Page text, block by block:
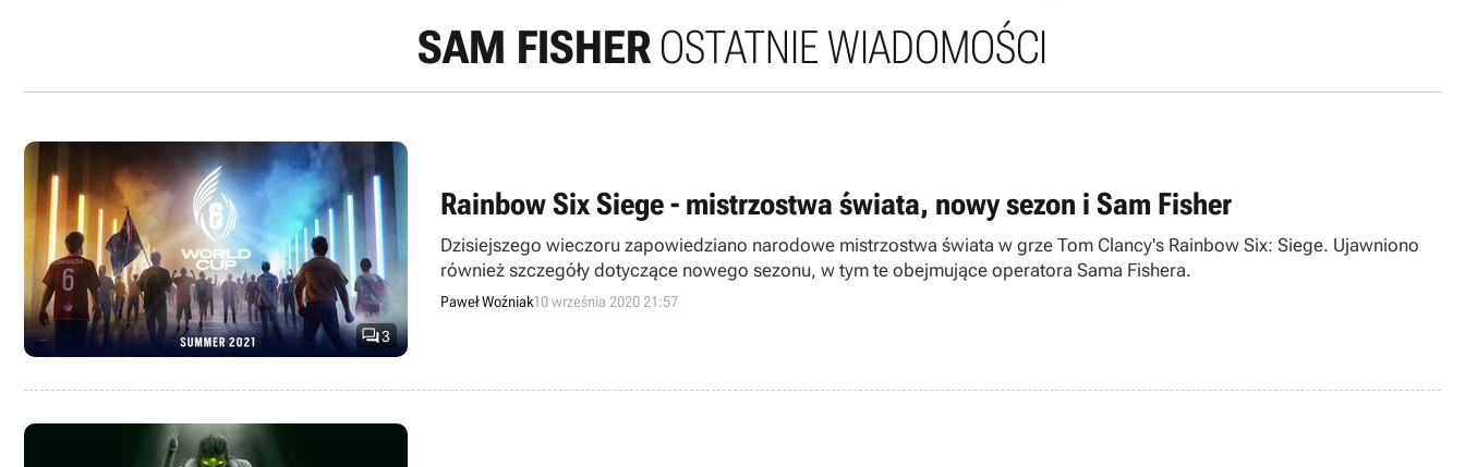
SAM FISHEROSTATNIE WIADOMOŚCI
3
Rainbow Six Siege - mistrzostwa świata, nowy sezon i Sam Fisher
Dzisiejszego wieczoru zapowiedziano narodowe mistrzostwa świata w grze Tom Clancy's Rainbow Six: Siege. Ujawniono
również szczegóły dotyczące nowego sezonu, w tym te obejmujące operatora Sama Fishera.
Paweł Woźniak10 września 2020 21:57